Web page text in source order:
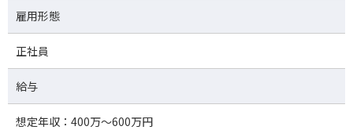
雇用形態
正社員
給与
想定年収：400万～600万円